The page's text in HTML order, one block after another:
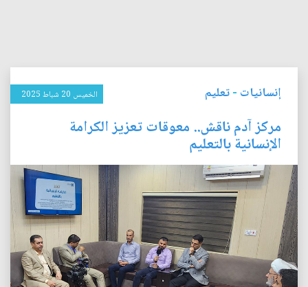
إنسانيات -تعليم الخميس 20 شباط 2025
مركز آدم ناقش.. معوقات تعزيز الكرامة
الإنسانية بالتعليم